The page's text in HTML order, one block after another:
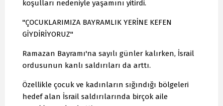
koşulları nedeniyle yaşamını yitirdi.
"ÇOCUKLARIMIZA BAYRAMLIK YERİNE KEFEN
GİYDİRİYORUZ"
Ramazan Bayramı'na sayılı günler kalırken, İsrail
ordusunun kanlı saldırıları da arttı.
Özellikle çocuk ve kadınların sığındığı bölgeleri
hedef alan İsrail saldırılarında birçok aile